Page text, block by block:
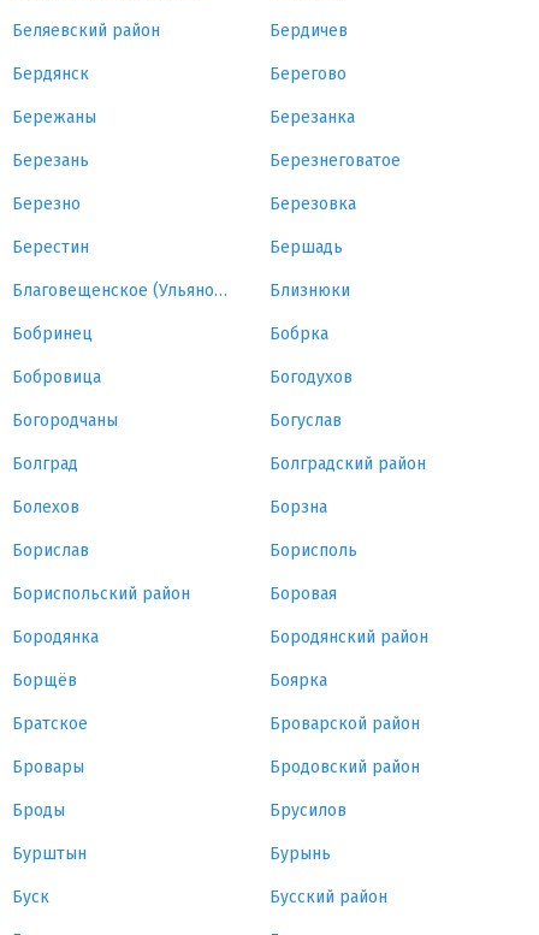
Беляевский район Бердичев
Бердянск Берегово
Бережаны Березанка
Березань Березнеговатое
Березно Березовка
Берестин Бершадь
Благовещенское (Ульяновка) Близнюки
Бобринец Бобрка
Бобровица Богодухов
Богородчаны Богуслав
Болград Болградский район
Болехов Борзна
Борислав Борисполь
Бориспольский район Боровая
Бородянка Бородянский район
Борщёв Боярка
Братское Броварской район
Бровары Бродовский район
Броды Брусилов
Бурштын Бурынь
Буск Бусский район